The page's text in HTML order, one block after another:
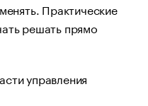
Практические
решать прямо
управления